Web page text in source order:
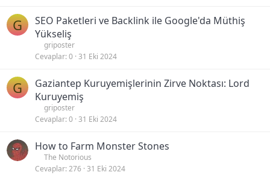
G
SEO Paketleri ve Backlink ile Google'da Müthiş
Yükseliş
griposter
Cevaplar 0 31 Eki 2024
G
Gaziantep Kuruyemişlerinin Zirve Noktası: Lord
Kuruyemiş
griposter
Cevaplar 0 31 Eki 2024
How to Farm Monster Stones
The Notorious
Cevaplar 276 31 Eki 2024